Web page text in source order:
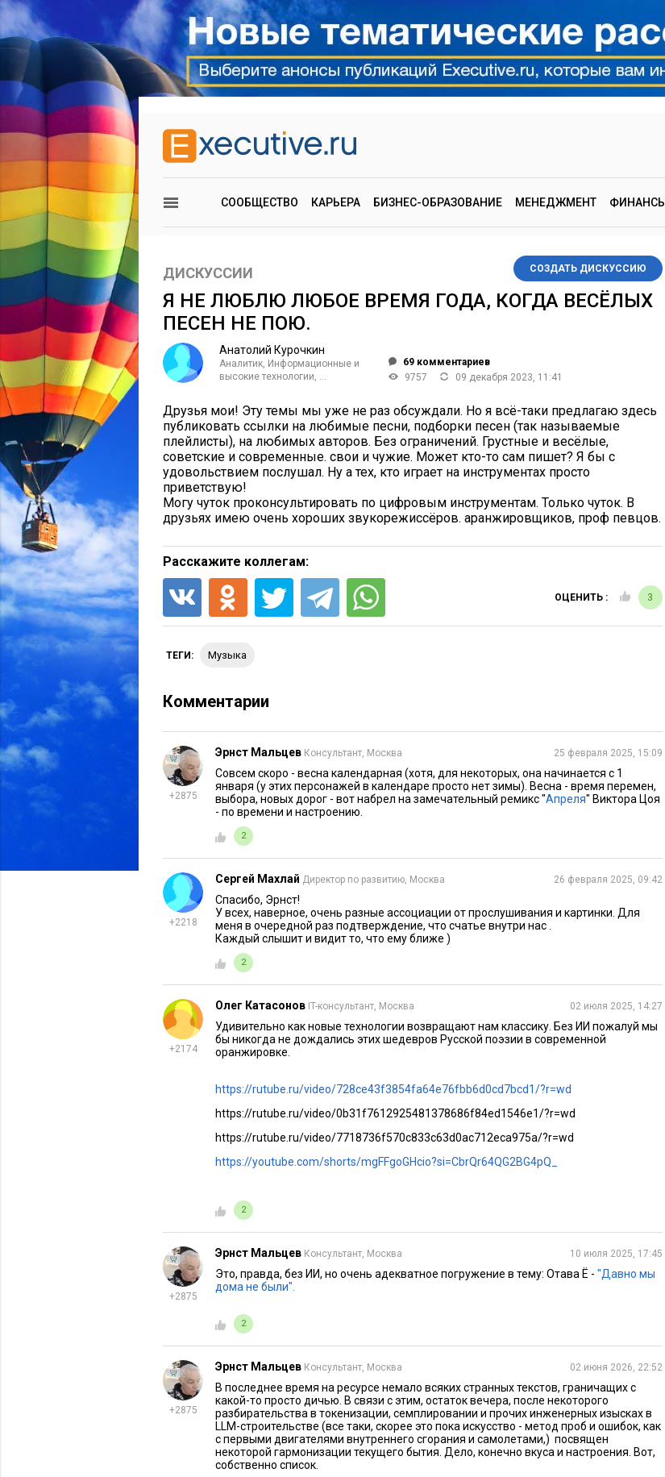
СООБЩЕСТВО КАРЬЕРА БИЗНЕС-ОБРАЗОВАНИЕ МЕНЕДЖМЕНТ ФИНАНСЫ
ДИСКУССИИ СОЗДАТЬ ДИСКУССИЮ
Я НЕ ЛЮБЛЮ ЛЮБОЕ ВРЕМЯ ГОДА, КОГДА ВЕСЁЛЫХ
ПЕСЕН НЕ ПОЮ.
Анатолий Курочкин
Аналитик, Информационные и
высокие технологии, ...
69 комментариев
9757
09 декабря 2023, 11:41
Друзья мои! Эту темы мы уже не раз обсуждали. Но я всё-таки предлагаю здесь
публиковать ссылки на любимые песни, подборки песен (так называемые
плейлисты), на любимых авторов. Без ограничений. Грустные и весёлые,
советские и современные. свои и чужие. Может кто-то сам пишет? Я бы с
удовольствием послушал. Ну а тех, кто играет на инструментах просто
приветствую!
Могу чуток проконсультировать по цифровым инструментам. Только чуток. В
друзьях имею очень хороших звукорежиссёров. аранжировщиков, проф певцов.
Расскажите коллегам:
ОЦЕНИТЬ : 3
ТЕГИ: музыка
Комментарии
+2875
Эрнст Мальцев Консультант, Москва 25 февраля 2025, 15:09
Совсем скоро - весна календарная (хотя, для некоторых, она начинается с 1
января (у этих персонажей в календаре просто нет зимы). Весна - время перемен,
выбора, новых дорог - вот набрел на замечательный ремикс "Апреля" Виктора Цоя
- по времени и настроению.
2
+2218
Сергей Махлай Директор по развитию, Москва 26 февраля 2025, 09:42
Спасибо, Эрнст!
У всех, наверное, очень разные ассоциации от прослушивания и картинки. Для
меня в очередной раз подтверждение, что счатье внутри нас .
Каждый слышит и видит то, что ему ближе )
2
+2174
Олег Катасонов IT-консультант, Москва 02 июля 2025, 14:27
Удивительно как новые технологии возвращают нам классику. Без ИИ пожалуй мы
бы никогда не дождались этих шедевров Русской поэзии в современной
оранжировке.
https://rutube.ru/video/728ce43f3854fa64e76fbb6d0cd7bcd1/?r=wd
https://rutube.ru/video/0b31f7612925481378686f84ed1546e1/?r=wd
https://rutube.ru/video/7718736f570c833c63d0ac712eca975a/?r=wd
https://youtube.com/shorts/mgFFgoGHcio?si=CbrQr64QG2BG4pQ_
2
+2875
Эрнст Мальцев Консультант, Москва 10 июля 2025, 17:45
Это, правда, без ИИ, но очень адекватное погружение в тему: Отава Ё - "Давно мы
дома не были".
2
+2875
Эрнст Мальцев Консультант, Москва 02 июня 2026, 22:52
В последнее время на ресурсе немало всяких странных текстов, граничащих с
какой-то просто дичью. В связи с этим, остаток вечера, после некоторого
разбирательства в токенизации, семплировании и прочих инженерных изысках в
LLM-строительстве (все таки, скорее это пока искусство - метод проб и ошибок, как
с первыми двигателями внутреннего сгорания и самолетами,) посвящен
некоторой гармонизации текущего бытия. Дело, конечно вкуса и настроения. Вот,
собственно список.